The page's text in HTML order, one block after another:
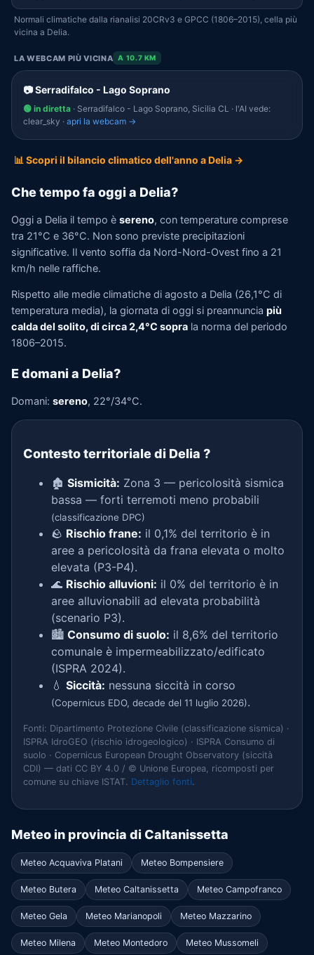
Normali climatiche dalla rianalisi 20CRv3 e GPCC (1806–2015), cella più
vicina a Delia.
LA WEBCAM PIÙ VICINA A 10.7 KM
📷 Serradifalco - Lago Soprano
🟢 in diretta · Serradifalco - Lago Soprano, Sicilia CL · l'AI vede:
clear_sky · apri la webcam →
📊 Scopri il bilancio climatico dell'anno a Delia →
Che tempo fa oggi a Delia?
Oggi a Delia il tempo è sereno, con temperature comprese
tra 21°C e 36°C. Non sono previste precipitazioni
significative. Il vento soffia da Nord-Nord-Ovest fino a 21
km/h nelle raffiche.
Rispetto alle medie climatiche di agosto a Delia (26,1°C di
temperatura media), la giornata di oggi si preannuncia più
calda del solito, di circa 2,4°C sopra la norma del periodo
1806–2015.
E domani a Delia?
Domani: sereno, 22°/34°C.
Contesto territoriale di Delia ?
🏚️ Sismicità: Zona 3 — pericolosità sismica
bassa — forti terremoti meno probabili
(classificazione DPC)
🪨 Rischio frane: il 0,1% del territorio è in
aree a pericolosità da frana elevata o molto
elevata (P3-P4).
🌊 Rischio alluvioni: il 0% del territorio è in
aree alluvionabili ad elevata probabilità
(scenario P3).
🏙️ Consumo di suolo: il 8,6% del territorio
comunale è impermeabilizzato/edificato
(ISPRA 2024).
💧 Siccità: nessuna siccità in corso
(Copernicus EDO, decade del 11 luglio 2026).
Fonti: Dipartimento Protezione Civile (classificazione sismica) ·
ISPRA IdroGEO (rischio idrogeologico) · ISPRA Consumo di
suolo · Copernicus European Drought Observatory (siccità
CDI) — dati CC BY 4.0 / © Unione Europea, ricomposti per
comune su chiave ISTAT. Dettaglio fonti.
Meteo in provincia di Caltanissetta
Meteo Acquaviva Platani Meteo Bompensiere
Meteo Butera Meteo Caltanissetta Meteo Campofranco
Meteo Gela Meteo Marianopoli Meteo Mazzarino
Meteo Milena Meteo Montedoro Meteo Mussomeli